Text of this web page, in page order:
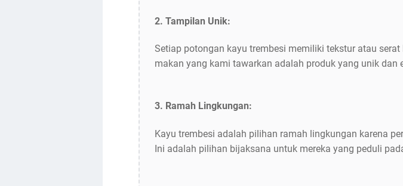
2. Tampilan Unik:
Setiap potongan kayu trembesi memiliki tekstur atau
makan yang kami tawarkan adalah produk yang unik dan
3. Ramah Lingkungan:
Kayu trembesi adalah pilihan ramah lingkungan karena
Ini adalah pilihan bijaksana untuk mereka yang peduli